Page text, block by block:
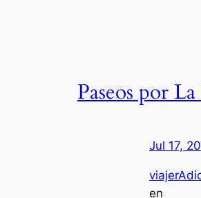
Paseos por
Jul 17,
en